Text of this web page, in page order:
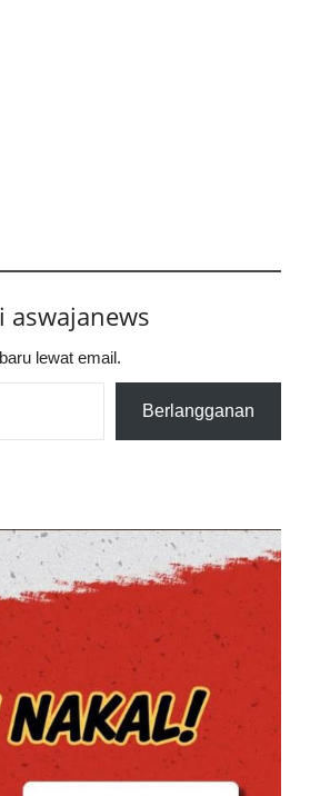
aswajanews
lewat email.
Berlangganan